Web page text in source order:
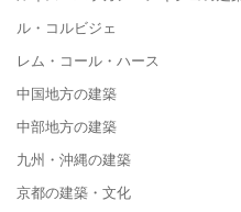
ル・コルビジェ
レム・コール・ハース
中国地方の建築
中部地方の建築
九州・沖縄の建築
京都の建築・文化